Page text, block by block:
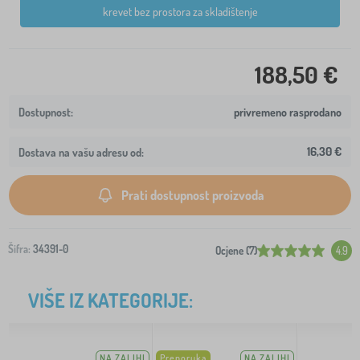
krevet bez prostora za skladištenje
188,50 €
privremeno rasprodano
Dostava na vašu adresu od: 16,30 €
Prati dostupnost proizvoda
Šifra: 34391-0 Ocjene (7) 4.9
VIŠE IZ KATEGORIJE: